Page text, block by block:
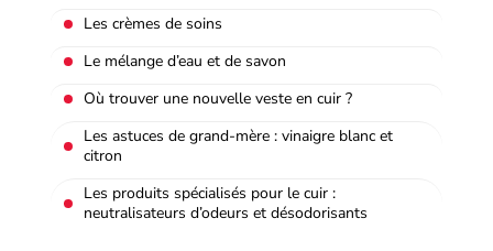
Les crèmes de soins
Le mélange d’eau et de savon
Où trouver une nouvelle veste en cuir ?
Les astuces de grand-mère : vinaigre blanc et
citron
Les produits spécialisés pour le cuir :
neutralisateurs d’odeurs et désodorisants